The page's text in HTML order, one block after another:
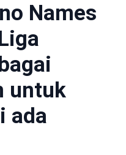
Names
untuk
ada